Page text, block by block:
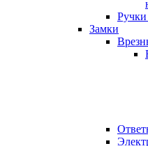
Ручки
Замки